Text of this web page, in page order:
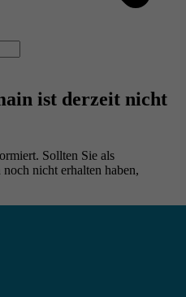
ist derzeit nicht
Sollten Sie als
nicht erhalten haben,